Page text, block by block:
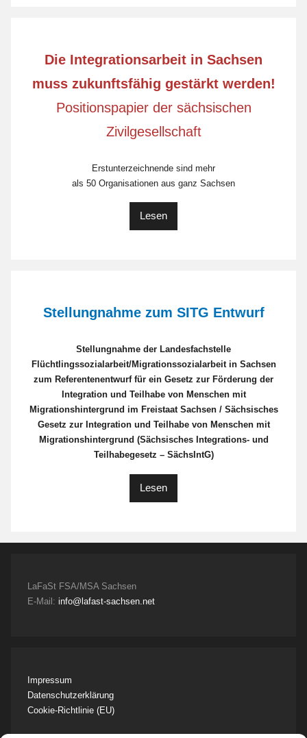
Die Integrationsarbeit in Sachsen
muss zukunftsfähig gestärkt werden!
Positionspapier der sächsischen
Zivilgesellschaft
Erstunterzeichnende sind mehr
als 50 Organisationen aus ganz Sachsen
Lesen
Stellungnahme zum SITG Entwurf
Stellungnahme der Landesfachstelle
Flüchtlingssozialarbeit/Migrationssozialarbeit in Sachsen
zum Referentenentwurf für ein Gesetz zur Förderung der
Integration und Teilhabe von Menschen mit
Migrationshintergrund im Freistaat Sachsen / Sächsisches
Gesetz zur Integration und Teilhabe von Menschen mit
Migrationshintergrund (Sächsisches Integrations- und
Teilhabegesetz – SächsIntG)
Lesen
LaFaSt FSA/MSA Sachsen
E-Mail: info@lafast-sachsen.net
Impressum
Datenschutzerklärung
Cookie-Richtlinie (EU)